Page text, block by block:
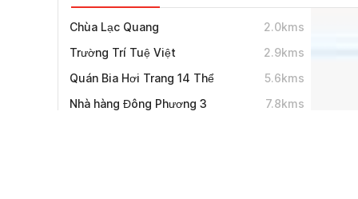
Chùa Lạc Quang 2.0kms
Trường Trí Tuệ Việt
2.9kms
Quán Bia Hơi Trang 14 Thể
5.6kms
Nhà hàng Đông Phương 3
7.8kms